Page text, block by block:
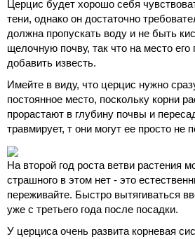
Церцис будет хорошо себя
тени, однако он достаточно
должна пропускать воду и не быть
щелочную почву, так что на место
добавить известь.
Имейте в виду, что церцис нужно
постоянное место, поскольку корни
прорастают в глубину почвы и
травмирует, т они могут ее просто не
На второй год роста ветви растения
страшного в этом нет - это
переживайте. Быстро вытягиваться
уже с третьего года после посадки.
У церциса очень развита корневая